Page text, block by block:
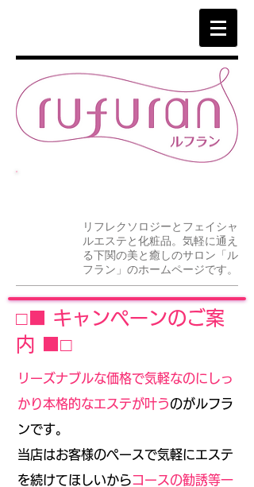
リフレクソロジーとフェイシャ
ルエステと化粧品。気軽に通え
る下関の美と癒しのサロン「ル
フラン」のホームページです。
□■ キャンペーンのご案
内 ■□
リーズナブルな価格で気軽なのにしっ
かり本格的なエステが叶うのがルフラ
ンです。
当店はお客様のペースで気軽にエステ
を続けてほしいからコースの勧誘等一